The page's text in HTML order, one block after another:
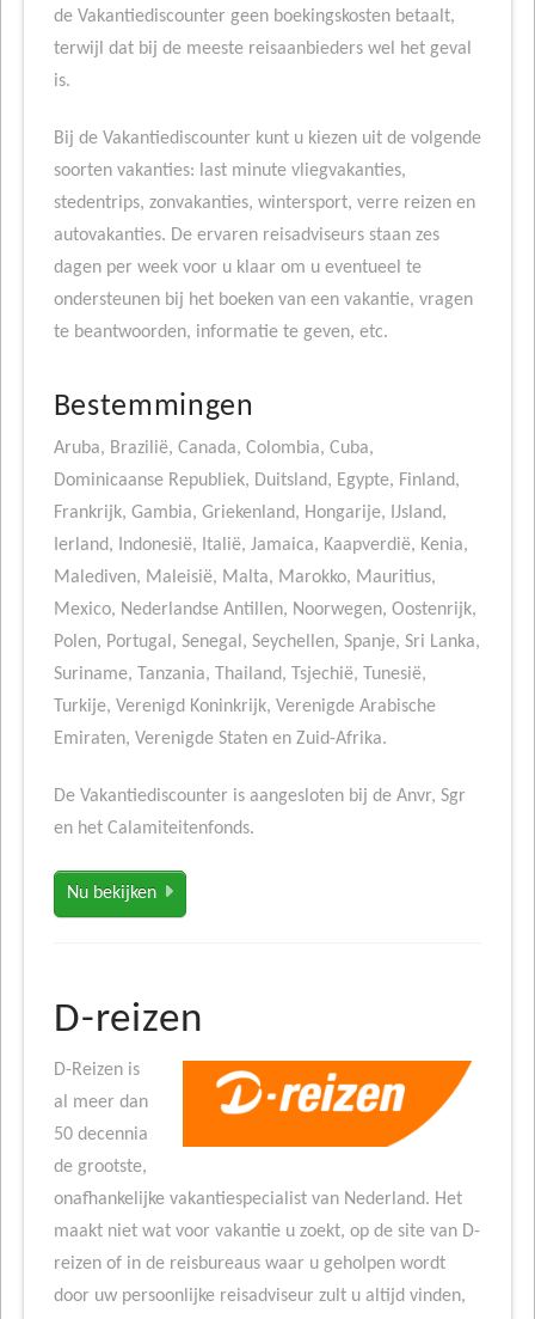
de Vakantiediscounter geen boekingskosten betaalt,
terwijl dat bij de meeste reisaanbieders wel het geval
is.
Bij de Vakantiediscounter kunt u kiezen uit de volgende
soorten vakanties: last minute vliegvakanties,
stedentrips, zonvakanties, wintersport, verre reizen en
autovakanties. De ervaren reisadviseurs staan zes
dagen per week voor u klaar om u eventueel te
ondersteunen bij het boeken van een vakantie, vragen
te beantwoorden, informatie te geven, etc.
Bestemmingen
Aruba, Brazilië, Canada, Colombia, Cuba,
Dominicaanse Republiek, Duitsland, Egypte, Finland,
Frankrijk, Gambia, Griekenland, Hongarije, IJsland,
Ierland, Indonesië, Italië, Jamaica, Kaapverdië, Kenia,
Malediven, Maleisië, Malta, Marokko, Mauritius,
Mexico, Nederlandse Antillen, Noorwegen, Oostenrijk,
Polen, Portugal, Senegal, Seychellen, Spanje, Sri Lanka,
Suriname, Tanzania, Thailand, Tsjechië, Tunesië,
Turkije, Verenigd Koninkrijk, Verenigde Arabische
Emiraten, Verenigde Staten en Zuid-Afrika.
De Vakantiediscounter is aangesloten bij de Anvr, Sgr
en het Calamiteitenfonds.
Nu bekijken
D-reizen
D-Reizen is
al meer dan
50 decennia
de grootste,
onafhankelijke vakantiespecialist van Nederland. Het
maakt niet wat voor vakantie u zoekt, op de site van D-
reizen of in de reisbureaus waar u geholpen wordt
door uw persoonlijke reisadviseur zult u altijd vinden,